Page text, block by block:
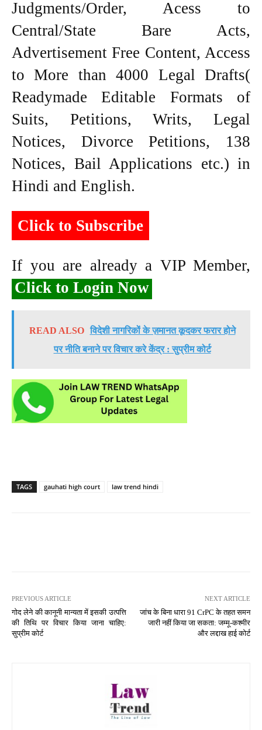
Judgments/Order, Acess to
Central/State Bare Acts,
Advertisement Free Content, Access
to More than 4000 Legal Drafts(
Readymade Editable Formats of
Suits, Petitions, Writs, Legal
Notices, Divorce Petitions, 138
Notices, Bail Applications etc.) in
Hindi and English.
Click to Subscribe
If you are already a VIP Member,
Click to Login Now
READ ALSO विदेशी नागरिकों के ज़मानत कूदकर फरार होने
पर नीति बनाने पर विचार करे केंद्र : सुप्रीम कोर्ट
TAGS gauhati high court law trend hindi
PREVIOUS ARTICLE
गोद लेने की कानूनी मान्यता में इसकी उत्पत्ति
की तिथि पर विचार किया जाना चाहिए:
सुप्रीम कोर्ट
NEXT ARTICLE
जांच के बिना धारा 91 CrPC के तहत समन
जारी नहीं किया जा सकता: जम्मू-कश्मीर
और लद्दाख हाई कोर्ट